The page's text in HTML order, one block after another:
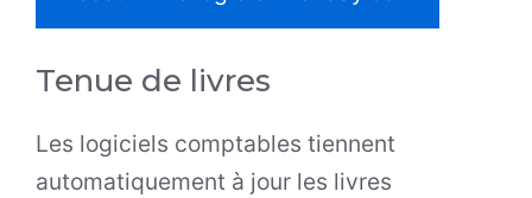
Tenue de livres
Les logiciels comptables tiennent
automatiquement à jour les livres